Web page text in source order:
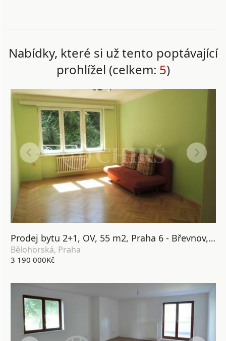
Nabídky, které si už tento poptávající
prohlížel (celkem: 5)
Prodej bytu 2+1, OV, 55 m2, Praha 6 - Břevnov, ul. Bělohorská
Bělohorská, Praha
3 190 000Kč